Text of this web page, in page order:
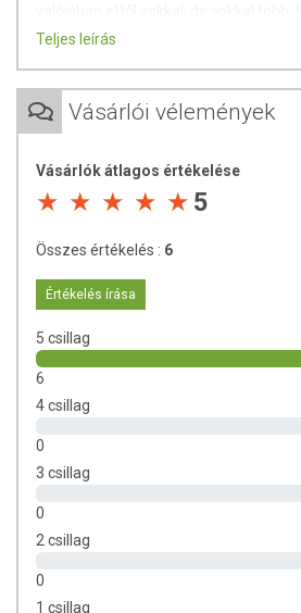
Az emberi szervezet vízből és
hagyományos értelemben vett
előforduló sókat, melyben
De milyen hatással van a só fogyasztása
savak leépítéséhez és azoknak
kiválasztásához. Ha a szervezet
egyre jobban elsavasodik.
Ha elegendő víz és só van a
salakanyagokat.
A só nélkülözhetetlen az
rendszeres használata,)
Cukorbetegségnél a só segít a
Teljes leírás
Vásárlói vélemények
Vásárlók átlagos értékelése
5
Összes értékelés : 6
Értékelés írása
5 csillag
6
4 csillag
0
3 csillag
0
2 csillag
0
1 csillag